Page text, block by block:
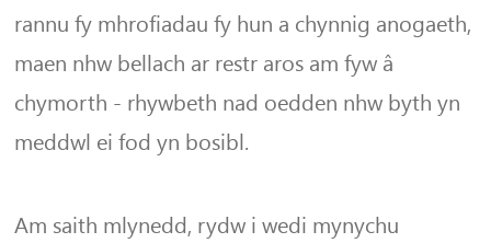
rannu fy mhrofiadau fy hun a chynnig anogaeth,
maen nhw bellach ar restr aros am fyw â
chymorth - rhywbeth nad oedden nhw byth yn
meddwl ei fod yn bosibl.
Am saith mlynedd, rydw i wedi mynychu